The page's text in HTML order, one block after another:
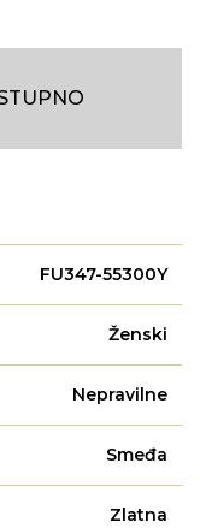
FU347-55300Y
Ženski
Nepravilne
Smeđa
Zlatna